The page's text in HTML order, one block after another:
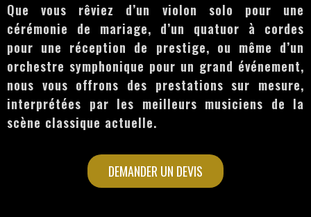
Que vous rêviez d’un violon solo pour une
cérémonie de mariage, d’un quatuor à cordes
pour une réception de prestige, ou même d’un
orchestre symphonique pour un grand événement,
nous vous offrons des prestations sur mesure,
interprétées par les meilleurs musiciens de la
scène classique actuelle.
DEMANDER UN DEVIS